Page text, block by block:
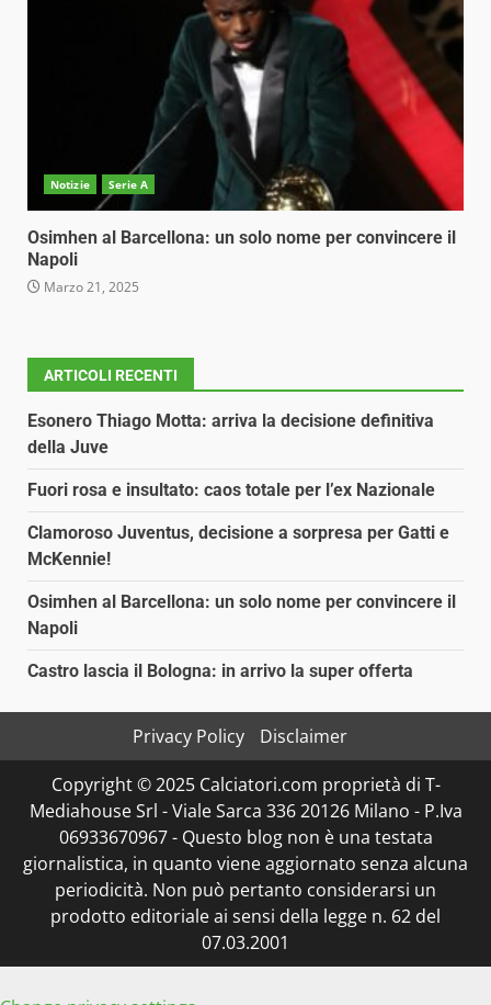
Notizie Serie A
Osimhen al Barcellona: un solo nome per convincere il
Napoli
Marzo 21, 2025
ARTICOLI RECENTI
Esonero Thiago Motta: arriva la decisione definitiva
della Juve
Fuori rosa e insultato: caos totale per l’ex Nazionale
Clamoroso Juventus, decisione a sorpresa per Gatti e
McKennie!
Osimhen al Barcellona: un solo nome per convincere il
Napoli
Castro lascia il Bologna: in arrivo la super offerta
Privacy Policy
Disclaimer
Copyright © 2025 Calciatori.com proprietà di T-
Mediahouse Srl - Viale Sarca 336 20126 Milano - P.Iva
06933670967 - Questo blog non è una testata
giornalistica, in quanto viene aggiornato senza alcuna
periodicità. Non può pertanto considerarsi un
prodotto editoriale ai sensi della legge n. 62 del
07.03.2001